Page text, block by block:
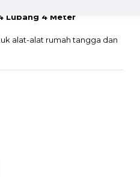
Lubang 4 Meter
alat-alat rumah tangga dan